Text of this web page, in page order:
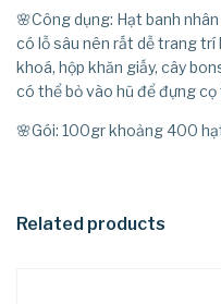
🌸Công dụng: Hạt banh
có lỗ sâu nên rất dễ trang
khoá, hộp khăn giấy, cây
có thể bỏ vào hũ để đựng
🌸Gói: 100gr khoảng 400
Related products